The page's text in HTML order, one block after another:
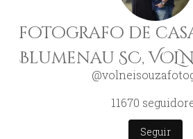
fotografo de
Blumenau SC,
11670
Seguir